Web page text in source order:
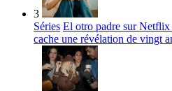
3
Séries El otro padre sur
cache une révélation de vingt